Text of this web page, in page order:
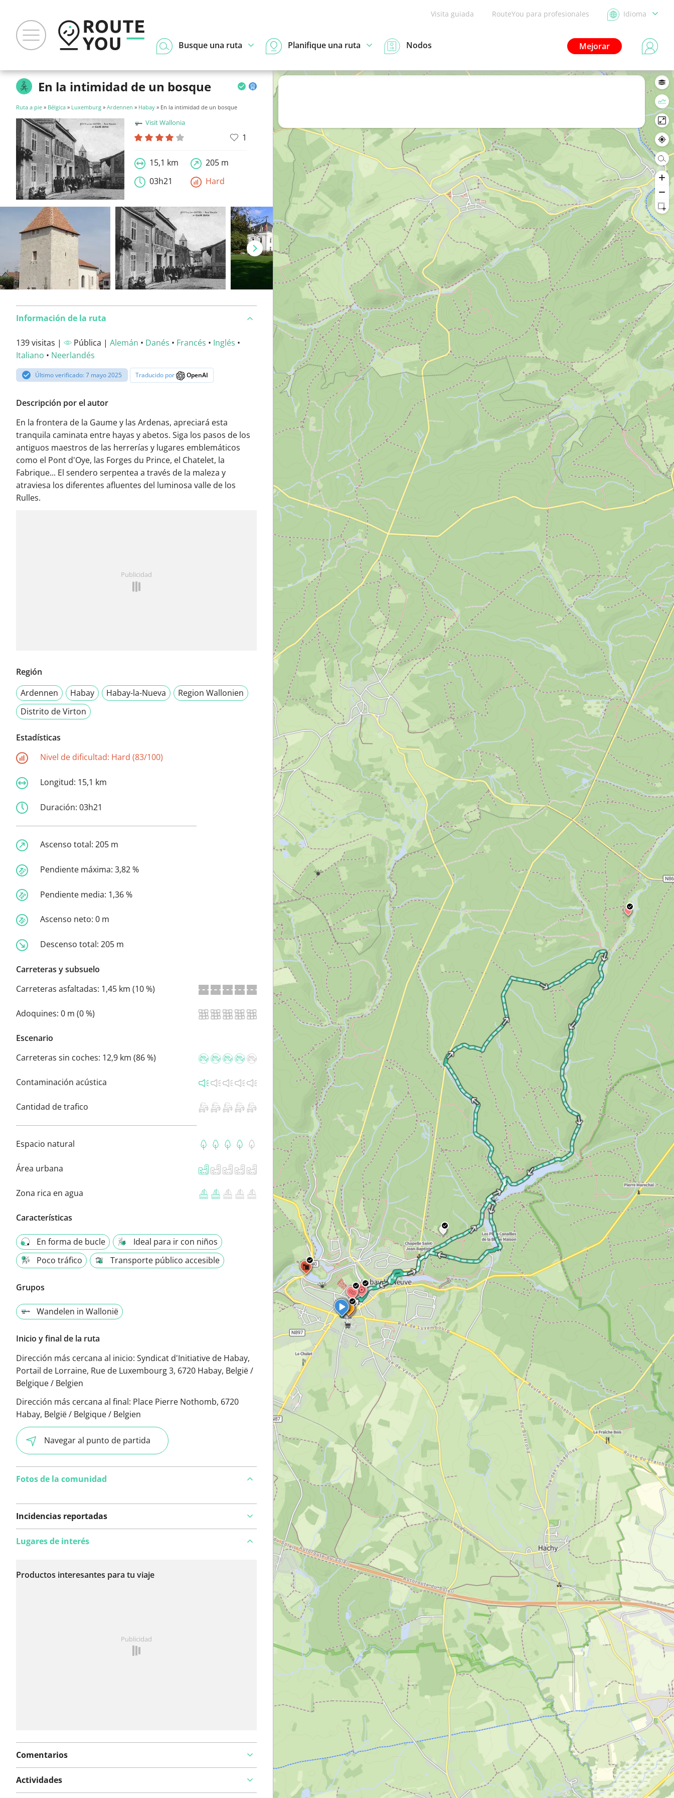
Visita guiada RouteYou para profesionales Idioma
Mejorar
Busque una ruta Planifique una ruta Nodos
En la intimidad de un bosque
Ruta a pie » Bélgica » Luxemburg » Ardennen » Habay » En la intimidad de un bosque
Visit Wallonia
1
15,1 km
205 m
03h21
Hard
Información de la ruta
139 visitas | Pública | Alemán • Danés • Francés • Inglés •
Italiano • Neerlandés
Último verificado: 7 mayo 2025 Traducido por OpenAI
Descripción por el autor
En la frontera de la Gaume y las Ardenas, apreciará esta
tranquila caminata entre hayas y abetos. Siga los pasos de los
antiguos maestros de las herrerías y lugares emblemáticos
como el Pont d'Oye, las Forges du Prince, el Chatelet, la
Fabrique... El sendero serpentea a través de la maleza y
atraviesa los diferentes afluentes del luminosa valle de los
Rulles.
Publicidad
Región
Ardennen
Habay Habay-la-Nueva
Region Wallonien
Distrito de Virton
Estadísticas
Nivel de dificultad: Hard (83/100)
Longitud: 15,1 km
Duración: 03h21
Ascenso total: 205 m
Pendiente máxima: 3,82 %
Pendiente media: 1,36 %
Ascenso neto: 0 m
Descenso total: 205 m
Carreteras y subsuelo
Carreteras asfaltadas: 1,45 km (10 %)
Adoquines: 0 m (0 %)
Escenario
Carreteras sin coches: 12,9 km (86 %)
Contaminación acústica
Cantidad de trafico
Espacio natural
Área urbana
Zona rica en agua
Características
En forma de bucle
Ideal para ir con niños
Poco tráfico
Transporte público accesible
Grupos
Wandelen in Wallonië
Inicio y final de la ruta
Dirección más cercana al inicio: Syndicat d'Initiative de Habay,
Portail de Lorraine, Rue de Luxembourg 3, 6720 Habay, België /
Belgique / Belgien
Dirección más cercana al final: Place Pierre Nothomb, 6720
Habay, België / Belgique / Belgien
Navegar al punto de partida
Fotos de la comunidad
Incidencias reportadas
reportado incidencias
Lugares de interés
Productos interesantes para tu viaje
Publicidad
Comentarios
Actividades